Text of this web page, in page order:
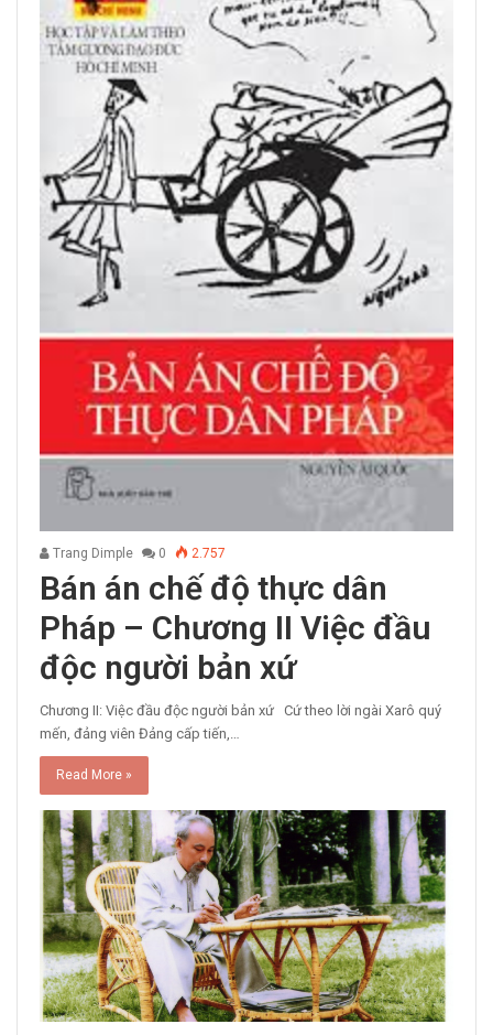
Trang Dimple 0 2.757
Bán án chế độ thực dân
Pháp – Chương II Việc đầu
độc người bản xứ
Chương II: Việc đầu độc người bản xứ Cứ theo lời ngài Xarô quý
mến, đảng viên Đảng cấp tiến,…
Read More »